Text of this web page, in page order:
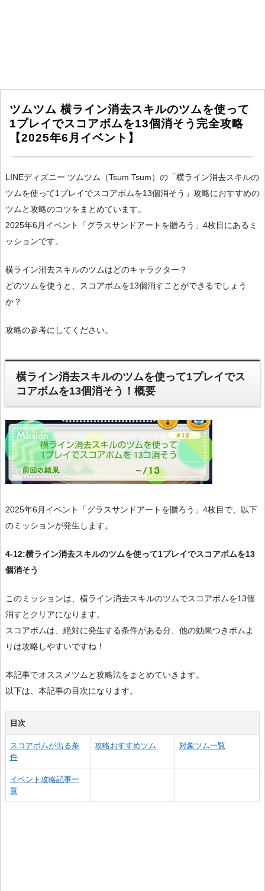
ツムツム 横ライン消去スキルのツムを使って
1プレイでスコアボムを13個消そう完全攻略
【2025年6月イベント】
LINEディズニー ツムツム（Tsum Tsum）の「横ライン消去スキルの
ツムを使って1プレイでスコアボムを13個消そう」攻略におすすめの
ツムと攻略のコツをまとめています。
2025年6月イベント「グラスサンドアートを贈ろう」4枚目にあるミ
ッションです。
横ライン消去スキルのツムはどのキャラクター？
どのツムを使うと、スコアボムを13個消すことができるでしょう
か？
攻略の参考にしてください。
横ライン消去スキルのツムを使って1プレイでス
コアボムを13個消そう！概要
2025年6月イベント「グラスサンドアートを贈ろう」4枚目で、以下
のミッションが発生します。
4-12:横ライン消去スキルのツムを使って1プレイでスコアボムを13
個消そう
このミッションは、横ライン消去スキルのツムでスコアボムを13個
消すとクリアになります。
スコアボムは、絶対に発生する条件がある分、他の効果つきボムよ
りは攻略しやすいですね！
本記事でオススメツムと攻略法をまとめていきます。
以下は、本記事の目次になります。
目次
スコアボムが出る条
件
攻略おすすめツム 対象ツム一覧
イベント攻略記事一
覧